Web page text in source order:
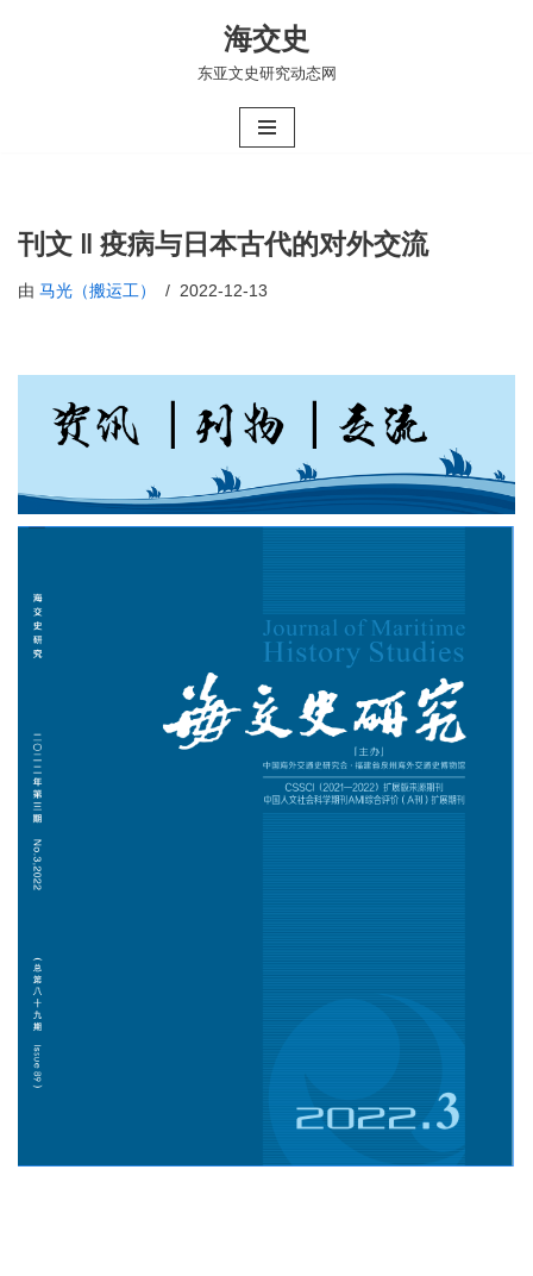
海交史
东亚文史研究动态网
刊文 ‖ 疫病与日本古代的对外交流
由 马光（搬运工） 2022-12-13